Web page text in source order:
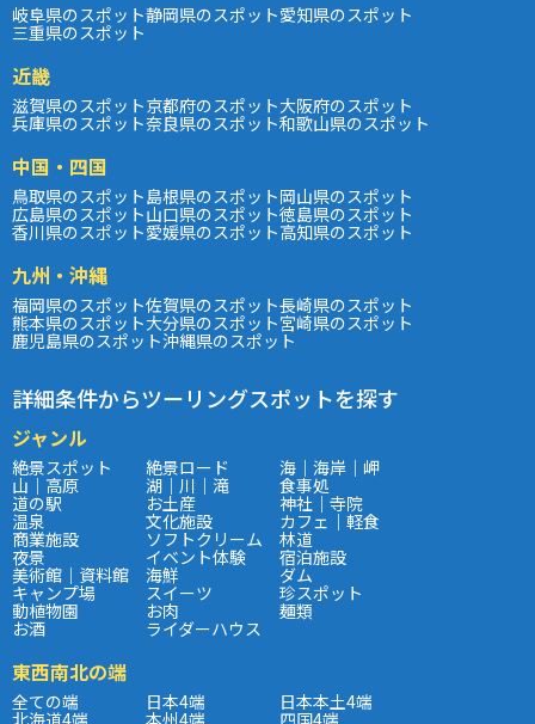
岐阜県のスポット静岡県のスポット愛知県のスポット
三重県のスポット
近畿
滋賀県のスポット京都府のスポット大阪府のスポット
兵庫県のスポット奈良県のスポット和歌山県のスポット
中国・四国
鳥取県のスポット島根県のスポット岡山県のスポット
広島県のスポット山口県のスポット徳島県のスポット
香川県のスポット愛媛県のスポット高知県のスポット
九州・沖縄
福岡県のスポット佐賀県のスポット長崎県のスポット
熊本県のスポット大分県のスポット宮崎県のスポット
鹿児島県のスポット沖縄県のスポット
詳細条件からツーリングスポットを探す
ジャンル
絶景スポット 絶景ロード 海｜海岸｜岬
山｜高原 湖｜川｜滝 食事処
道の駅 お土産 神社｜寺院
温泉 文化施設 カフェ｜軽食
商業施設 ソフトクリーム 林道
夜景 イベント体験 宿泊施設
美術館｜資料館 海鮮 ダム
キャンプ場 スイーツ 珍スポット
動植物園 お肉 麺類
お酒 ライダーハウス
東西南北の端
全ての端 日本4端 日本本土4端
北海道4端 本州4端 四国4端